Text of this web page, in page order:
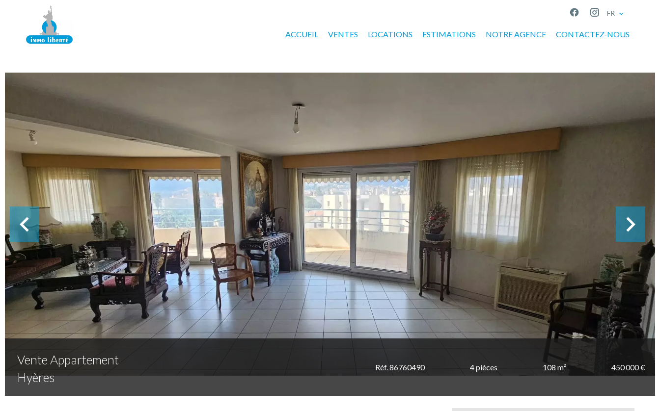
FR
ACCUEIL VENTES LOCATIONS ESTIMATIONS NOTRE AGENCE CONTACTEZ-NOUS
Vente Appartement
Hyères
Réf. 86760490 4 pièces 108 m² 450 000 €